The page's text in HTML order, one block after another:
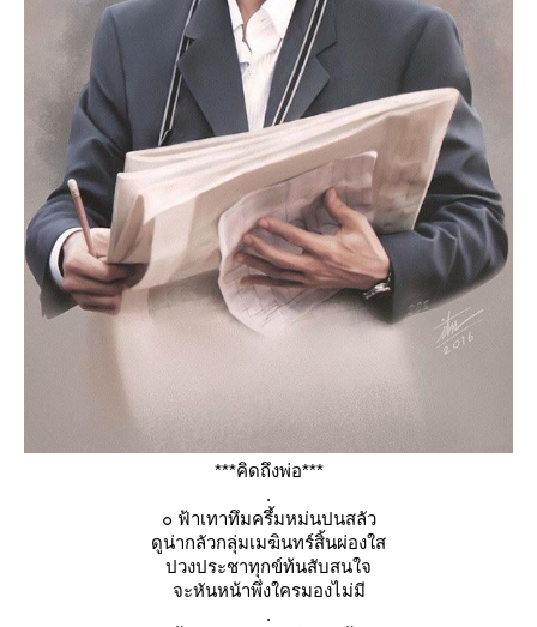
***คิดถึงพ่อ***
.
๐ ฟ้าเทาทึมครึ้มหม่นปนสลัว
ดูน่ากลัวกลุ่มเมฆินทร์สิ้นผ่องใส
ปวงประชาทุกข์ท้นสับสนใจ
จะหันหน้าพึ่งใครมองไม่มี
.